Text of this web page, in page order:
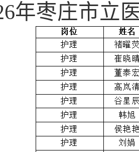
年枣庄市立